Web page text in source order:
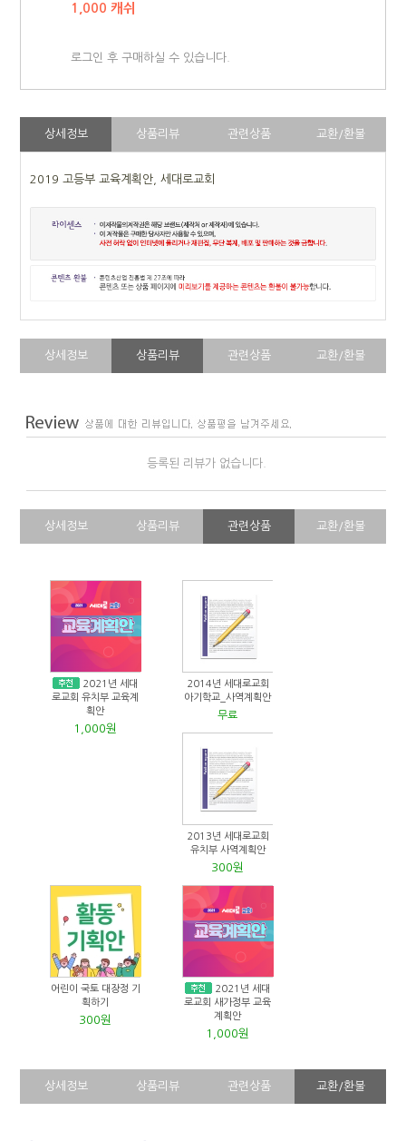
1,000 캐쉬
로그인 후 구매하실 수 있습니다.
상세정보 상품리뷰 관련상품 교환/환불
2019 고등부 교육계획안, 세대로교회
상세정보 상품리뷰 관련상품 교환/환불
등록된 리뷰가 없습니다.
상세정보 상품리뷰 관련상품 교환/환불
2021년 세대
로교회 유치부 교육계
획안
1,000원
2014년 세대로교회
아기학교_사역계획안
무료
2013년 세대로교회
유치부 사역계획안
300원
어린이 국토 대장정 기
획하기
300원
2021년 세대
로교회 새가정부 교육
계획안
1,000원
상세정보 상품리뷰 관련상품 교환/환불